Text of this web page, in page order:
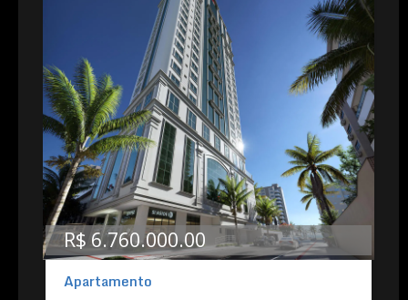
R$ 6.760.000.00
Apartamento